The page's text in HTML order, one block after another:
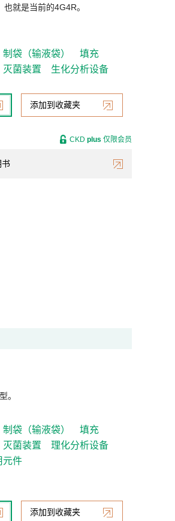
就是当前的4G4R。
制袋（输液袋）
填充
灭菌装置 生化分析设备
添加到收藏夹
书
CKD plus 仅限会员
。
制袋（输液袋）
填充
灭菌装置
理化分析设备
元件
添加到收藏夹